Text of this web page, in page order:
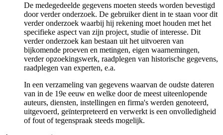
De medegedeelde gegevens moeten steeds worden bevestigd
door verder onderzoek. De gebruiker dient in te staan voor dit
verder onderzoek waarbij hij rekening moet houden met het
specifieke aspect van zijn project, studie of interesse. Dit
verder onderzoek kan bestaan uit het uitvoeren van
bijkomende proeven en metingen, eigen waarnemingen,
verder opzoekingswerk, raadplegen van historische gegevens,
raadplegen van experten, e.a.
In een verzameling van gegevens waarvan de oudste dateren
van in de 19e eeuw en welke door de meest uiteenlopende
auteurs, diensten, instellingen en firma's werden genoteerd,
uitgevoerd, geïnterpreteerd en verwerkt is een onvolledigheid
of fout of tegenspraak steeds mogelijk.